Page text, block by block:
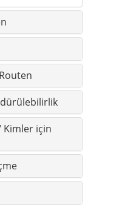
Kimler için
/ Tarih &